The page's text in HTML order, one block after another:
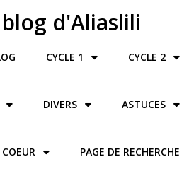
d'Aliaslili
CYCLE 1 CYCLE 2
DIVERS ASTUCES
PAGE DE RECHERCHE